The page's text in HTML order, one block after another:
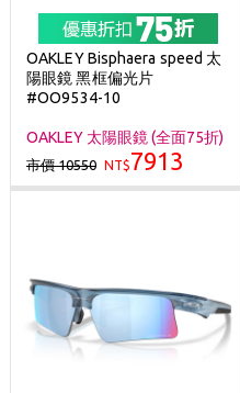
OAKLEY Bisphaera speed 太
陽眼鏡 黑框偏光片
#OO9534-10
OAKLEY 太陽眼鏡 (全面75折)
市價 10550 NT$7913